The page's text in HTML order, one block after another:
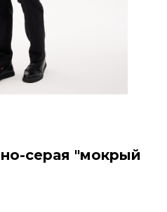
серая "мокрый